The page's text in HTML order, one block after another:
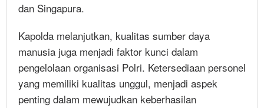
dan Singapura.
Kapolda melanjutkan, kualitas sumber daya
manusia juga menjadi faktor kunci dalam
pengelolaan organisasi Polri. Ketersediaan personel
yang memiliki kualitas unggul, menjadi aspek
penting dalam mewujudkan keberhasilan